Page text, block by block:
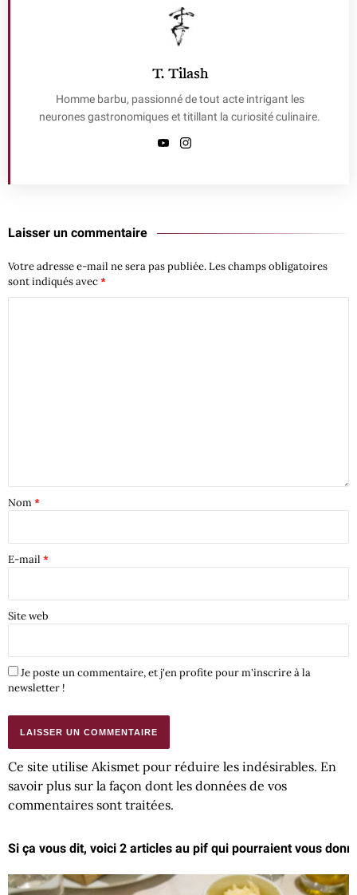
T. Tilash
Homme barbu, passionné de tout acte intrigant les
neurones gastronomiques et titillant la curiosité culinaire.
Laisser un commentaire
Votre adresse e-mail ne sera pas publiée.Les champs obligatoires
sont indiqués avec*
Nom*
E-mail *
Site web
Je poste un commentaire, et j'en profite pour m'inscrire à la
newsletter !
Ce site utilise Akismet pour réduire les indésirables. En
savoir plus sur la façon dont les données de vos
commentaires sont traitées.
Si ça vous dit, voici 2 articles au pif qui pourraient vous